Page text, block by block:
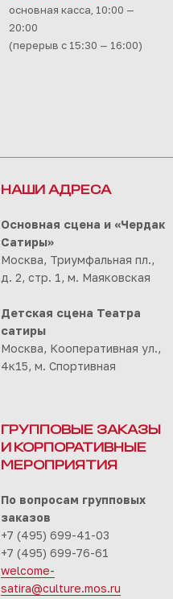
основная касса, 10:00 —
20:00
(перерыв с 15:30 — 16:00)
НАШИ АДРЕСА
Основная сцена и «Чердак
Сатиры»
Москва, Триумфальная пл.,
д. 2, стр. 1, м. Маяковская
Детская сцена Театра
сатиры
Москва, Кооперативная ул.,
4к15, м. Спортивная
ГРУППОВЫЕ ЗАКАЗЫ
И КОРПОРАТИВНЫЕ
МЕРОПРИЯТИЯ
По вопросам групповых
заказов
+7 (495) 699-41-03
+7 (495) 699-76-61
welcome-
satira@culture.mos.ru